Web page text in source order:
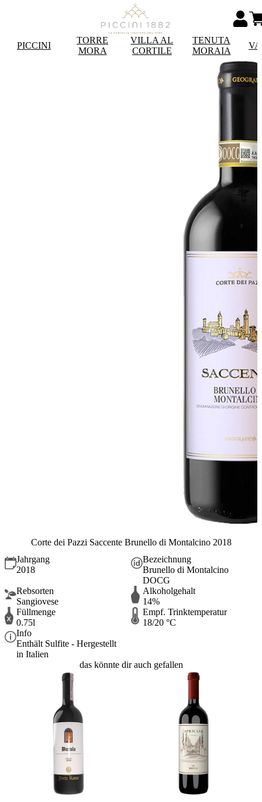
PICCINI
TORRE
MORA
VILLA AL
CORTILE
TENUTA
MORAIA
Corte dei Pazzi Saccente Brunello di Montalcino 2018
Jahrgang
2018
Bezeichnung
Brunello di Montalcino
DOCG
Rebsorten
Sangiovese
Alkoholgehalt
14%
Füllmenge
0.75l
Empf. Trinktemperatur
18/20 °C
Info
Enthält Sulfite - Hergestellt
in Italien
das könnte dir auch gefallen